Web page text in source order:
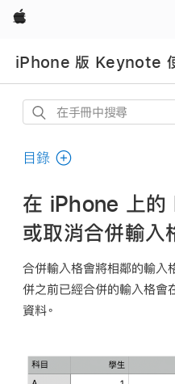
Apple
iPhone 版 Keynote
在
冊
搜
尋
目錄
在 iPhone 上的
或取消合併輸入
合併輸入格會將相鄰的輸入
併之前已經合併的輸入格會
資料。